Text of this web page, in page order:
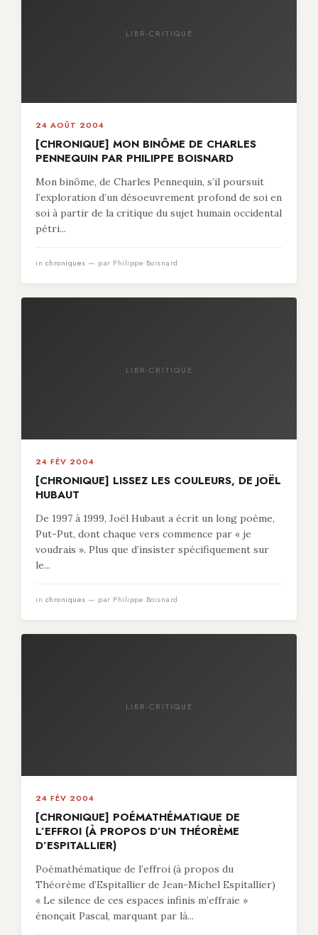
LIBR-CRITIQUE
24 AOÛT 2004
[CHRONIQUE] MON BINÔME DE CHARLES
PENNEQUIN PAR PHILIPPE BOISNARD
Mon binôme, de Charles Pennequin, s’il poursuit
l’exploration d’un désoeuvrement profond de soi en
soi à partir de la critique du sujet humain occidental
pétri...
in chroniques — par Philippe Boisnard
LIBR-CRITIQUE
24 FÉV 2004
[CHRONIQUE] LISSEZ LES COULEURS, DE JOËL
HUBAUT
De 1997 à 1999, Joël Hubaut a écrit un long poème,
Put-Put, dont chaque vers commence par « je
voudrais ». Plus que d’insister spécifiquement sur
le...
in chroniques — par Philippe Boisnard
LIBR-CRITIQUE
24 FÉV 2004
[CHRONIQUE] POÉMATHÉMATIQUE DE
L’EFFROI (À PROPOS D’UN THÉORÈME
D’ESPITALLIER)
Poémathématique de l’effroi (à propos du
Théorème d’Espitallier de Jean-Michel Espitallier)
« Le silence de ces espaces infinis m’effraie »
énonçait Pascal, marquant par là...